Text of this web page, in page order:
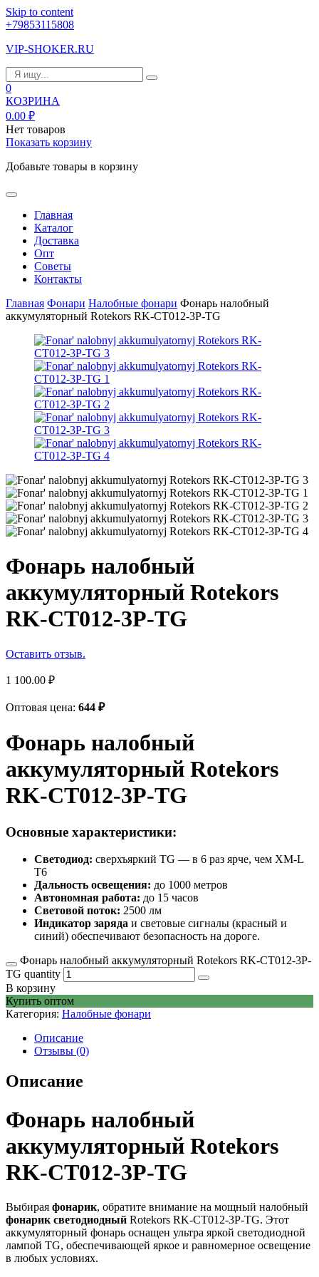
Skip to content
+79853115808
VIP-SHOKER.RU
0
КОЗРИНА
0.00 ₽
Нет товаров
Показать корзину
Добавьте товары в корзину
Главная
Каталог
Доставка
Опт
Советы
Контакты
Главная Фонари Налобные фонари Фонарь налобный
аккумуляторный Rotekors RK-CT012-3P-TG
Фонарь налобный
аккумуляторный Rotekors
RK-CT012-3P-TG
Оставить отзыв.
1 100.00 ₽
Оптовая цена: 644 ₽
Фонарь налобный
аккумуляторный Rotekors
RK-CT012-3P-TG
Основные характеристики:
Светодиод: сверхъяркий TG — в 6 раз ярче, чем XM-L
T6
Дальность освещения: до 1000 метров
Автономная работа: до 15 часов
Световой поток: 2500 лм
Индикатор заряда и световые сигналы (красный и
синий) обеспечивают безопасность на дороге.
Фонарь налобный аккумуляторный Rotekors RK-CT012-3P-
TG quantity
В корзину
Купить оптом
Категория: Налобные фонари
Описание
Отзывы (0)
Описание
Фонарь налобный
аккумуляторный Rotekors
RK-CT012-3P-TG
Выбирая фонарик, обратите внимание на мощный налобный
фонарик светодиодный Rotekors RK-CT012-3P-TG. Этот
аккумуляторный фонарь оснащен ультра яркой светодиодной
лампой TG, обеспечивающей яркое и равномерное освещение
в любых условиях.